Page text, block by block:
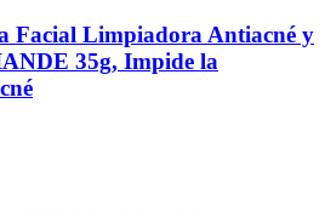
Facial Limpiadora Antiacné y
35g, Impide la